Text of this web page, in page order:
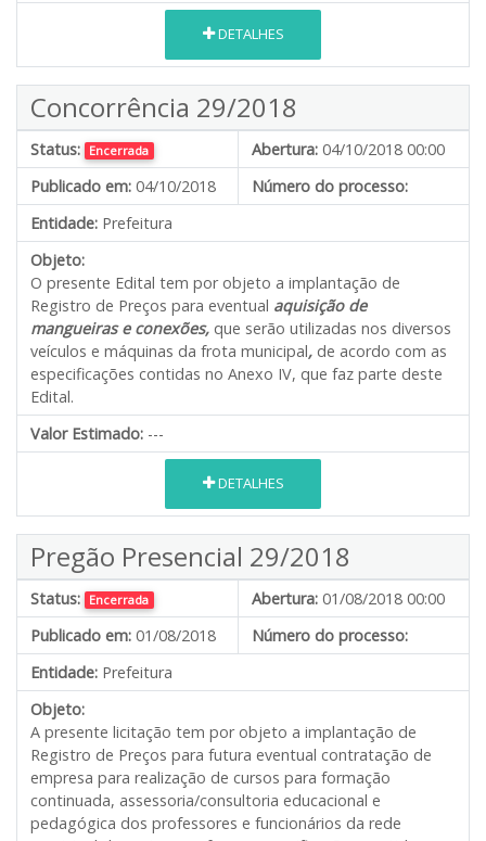
DETALHES
Concorrência 29/2018
Status: Encerrada Abertura: 04/10/2018 00:00
Publicado em: 04/10/2018
Número do processo:
Entidade: Prefeitura
Objeto:
O presente Edital tem por objeto a implantação de
Registro de Preços para eventual aquisição de
mangueiras e conexões, que serão utilizadas nos diversos
veículos e máquinas da frota municipal, de acordo com as
especificações contidas no Anexo IV, que faz parte deste
Edital.
Valor Estimado: ---
DETALHES
Pregão Presencial 29/2018
Status: Encerrada Abertura: 01/08/2018 00:00
Publicado em: 01/08/2018
Número do processo:
Entidade: Prefeitura
Objeto:
A presente licitação tem por objeto a implantação de
Registro de Preços para futura eventual contratação de
empresa para realização de cursos para formação
continuada, assessoria/consultoria educacional e
pedagógica dos professores e funcionários da rede